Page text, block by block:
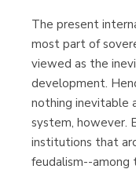
The present
most part of
viewed as the
development.
nothing inevitable
system, however.
institutions that
feudalism--among